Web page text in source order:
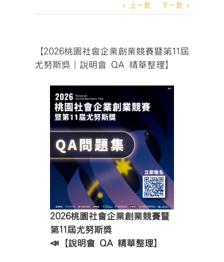
上一頁 下一頁
【2026桃園社會企業創業競賽暨第11屆
尤努斯獎｜說明會 QA 精華整理】
2026桃園社會企業創業競賽暨
第11屆尤努斯獎
📣【說明會 QA 精華整理】